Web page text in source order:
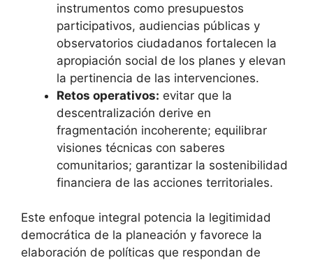
instrumentos como presupuestos
participativos, audiencias públicas y
observatorios ciudadanos fortalecen la
apropiación social de los planes y elevan
la pertinencia de las intervenciones.
Retos operativos: evitar que la
descentralización derive en
fragmentación incoherente; equilibrar
visiones técnicas con saberes
comunitarios; garantizar la sostenibilidad
financiera de las acciones territoriales.
Este enfoque integral potencia la legitimidad
democrática de la planeación y favorece la
elaboración de políticas que respondan de